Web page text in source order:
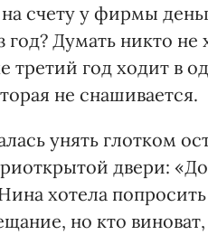
счету у фирмы
Думать никто не
третий год ходит в
не снашивается.
унять глотком
двери:
хотела
но кто